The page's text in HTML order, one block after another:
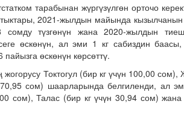
тарабынан жүргүзүлгөн орточо
2021-жылдын майында
түзгөнүн жана 2020-жылдын
өскөнүн, ал эми 1 кг сабиздин баасы,
өскөнүн көрсөттү.
Токтогул (бир кг үчүн 100,00
сом) шаарларында белгиленди, ал
сом), Талас (бир кг үчүн 30,94 сом)